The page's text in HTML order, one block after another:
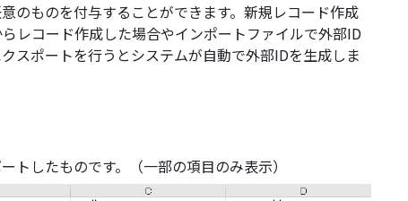
のものを付与することができます。新規レコード作成
レコード作成した場合やインポートファイルで外部ID
スポートを行うとシステムが自動で外部IDを生成しま
トしたものです。（一部の項目のみ表示）